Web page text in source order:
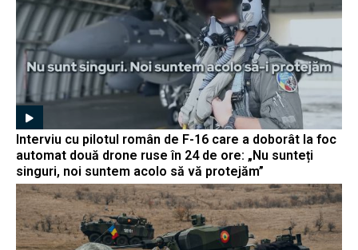
Interviu cu pilotul român de F-16 care a doborât la foc
automat două drone ruse în 24 de ore: „Nu sunteți
singuri, noi suntem acolo să vă protejăm”